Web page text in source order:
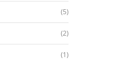
(5)
(2)
(1)